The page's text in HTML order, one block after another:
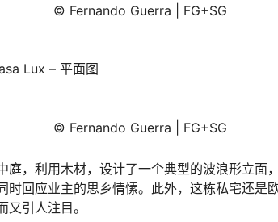
© Fernando Guerra | FG+SG
Lux – 平面图
© Fernando Guerra | FG+SG
庭，利用木材，设计了一个典型的波浪形立面
时回应业主的思乡情愫。此外，这栋私宅还是
引人注目。